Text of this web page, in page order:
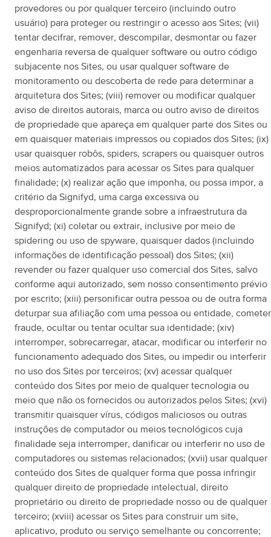
provedores ou por qualquer terceiro (incluindo outro
usuário) para proteger ou restringir o acesso aos Sites; (vii)
tentar decifrar, remover, descompilar, desmontar ou fazer
engenharia reversa de qualquer software ou outro código
subjacente nos Sites, ou usar qualquer software de
monitoramento ou descoberta de rede para determinar a
arquitetura dos Sites; (viii) remover ou modificar qualquer
aviso de direitos autorais, marca ou outro aviso de direitos
de propriedade que apareça em qualquer parte dos Sites ou
em quaisquer materiais impressos ou copiados dos Sites; (ix)
usar quaisquer robôs, spiders, scrapers ou quaisquer outros
meios automatizados para acessar os Sites para qualquer
finalidade; (x) realizar ação que imponha, ou possa impor, a
critério da Signifyd, uma carga excessiva ou
desproporcionalmente grande sobre a infraestrutura da
Signifyd; (xi) coletar ou extrair, inclusive por meio de
spidering ou uso de spyware, quaisquer dados (incluindo
informações de identificação pessoal) dos Sites; (xii)
revender ou fazer qualquer uso comercial dos Sites, salvo
conforme aqui autorizado, sem nosso consentimento prévio
por escrito; (xiii) personificar outra pessoa ou de outra forma
deturpar sua afiliação com uma pessoa ou entidade, cometer
fraude, ocultar ou tentar ocultar sua identidade; (xiv)
interromper, sobrecarregar, atacar, modificar ou interferir no
funcionamento adequado dos Sites, ou impedir ou interferir
no uso dos Sites por terceiros; (xv) acessar qualquer
conteúdo dos Sites por meio de qualquer tecnologia ou
meio que não os fornecidos ou autorizados pelos Sites; (xvi)
transmitir quaisquer vírus, códigos maliciosos ou outras
instruções de computador ou meios tecnológicos cuja
finalidade seja interromper, danificar ou interferir no uso de
computadores ou sistemas relacionados; (xvii) usar qualquer
conteúdo dos Sites de qualquer forma que possa infringir
qualquer direito de propriedade intelectual, direito
proprietário ou direito de propriedade nosso ou de qualquer
terceiro; (xviii) acessar os Sites para construir um site,
aplicativo, produto ou serviço semelhante ou concorrente;